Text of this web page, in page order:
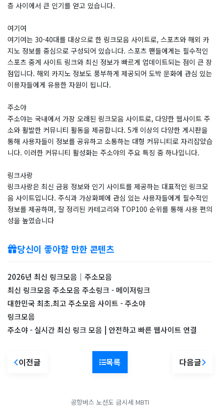
층 사이에서 큰 인기를 얻고 있습니다.
여기여
여기여는 30-40대를 대상으로 한 링크모음 사이트로, 스포츠와 해외 카
지노 정보를 중심으로 구성되어 있습니다. 스포츠 팬들에게는 필수적인
스포츠 중계 사이트 링크와 최신 정보가 빠르게 업데이트되는 점이 큰 장
점입니다. 해외 카지노 정보도 풍부하게 제공되어 도박 문화에 관심 있는
이용자들에게 유용한 자원이 됩니다.
주소야
주소야는 국내에서 가장 오래된 링크모음 사이트로, 다양한 웹사이트 주
소와 활발한 커뮤니티 활동을 제공합니다. 5개 이상의 다양한 게시판을
통해 사용자들이 정보를 공유하고 소통하는 대형 커뮤니티로 자리잡았습
니다. 이러한 커뮤니티 활성화는 주소야의 주요 특징 중 하나입니다.
링크사랑
링크사랑은 최신 금융 정보와 인기 사이트를 제공하는 대표적인 링크모
음 사이트입니다. 주식과 가상화폐에 관심 있는 사용자들에게 필수적인
정보를 제공하며, 잘 정리된 카테고리와 TOP100 순위를 통해 사용 편의
성을 높였습니다
당신이 좋아할 만한 콘텐츠
2026년 최신 링크모음｜주소모음
최신 링크모음 주소모음 주소링크 - 메이저링크
대한민국 최초.최고 주소모음 사이트 - 주소야
링크모음
주소야 - 실시간 최신 링크 모음 | 안전하고 빠른 웹사이트 연결
이전글 목록 다음글
공항버스 노선도 금시세 MBTI